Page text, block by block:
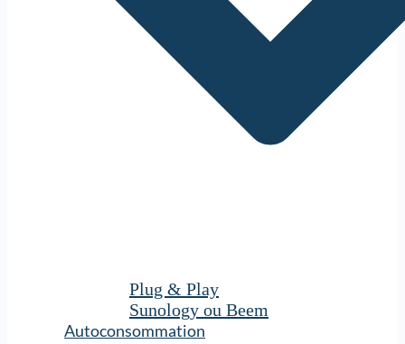
Plug & Play
Sunology ou Beem
Autoconsommation